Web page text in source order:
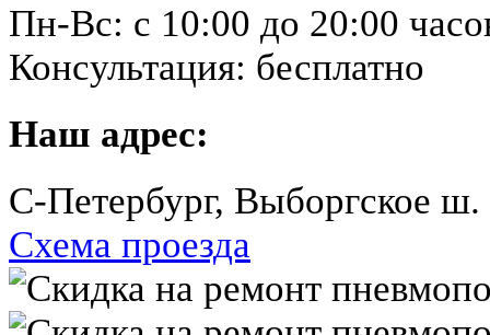
Пн-Вс: с 10:00 до 20:00
Консультация: бесплатно
Наш адрес:
C-Петербург, Выборгское
Схема проезда